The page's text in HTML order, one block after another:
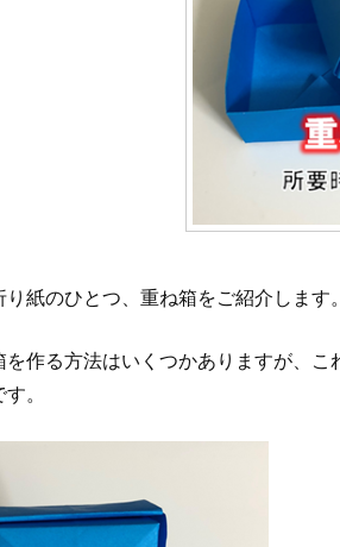
紙のひとつ、重ね箱をご紹介します。
を作る方法はいくつかありますが、
。